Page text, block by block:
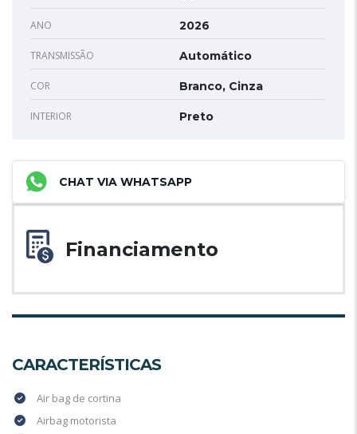
ANO 2026
TRANSMISSÃO Automático
COR Branco, Cinza
INTERIOR Preto
CHAT VIA WHATSAPP
Financiamento
CARACTERÍSTICAS
Air bag de cortina
Airbag motorista